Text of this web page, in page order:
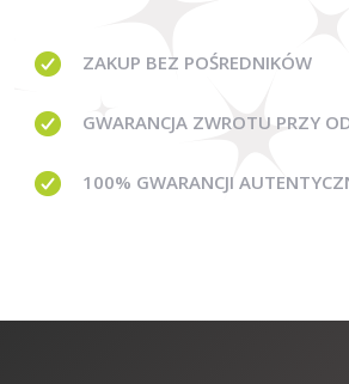
ZAKUP BEZ POŚREDNIKÓW
GWARANCJA ZWROTU PRZY
100% GWARANCJI